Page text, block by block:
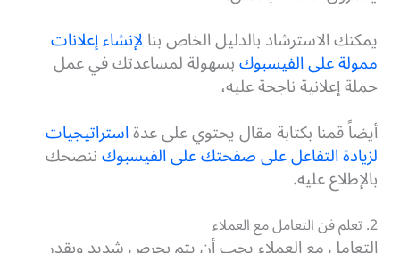
يمكنك الاسترشادبالدليل الخاص بنالإنشاء إعلانات
ممولة على الفيسبوكبسهولة لمساعدتك في عمل
حملة إعلانية ناجحة عليه،
أيضاً قمنا بكتابة مقال يحتوي على عدةاستراتيجيات
لزيادة التفاعل على صفحتك على الفيسبوكننصحك
بالإطلاع عليه.
2. تعلم فن التعامل مع العملاء